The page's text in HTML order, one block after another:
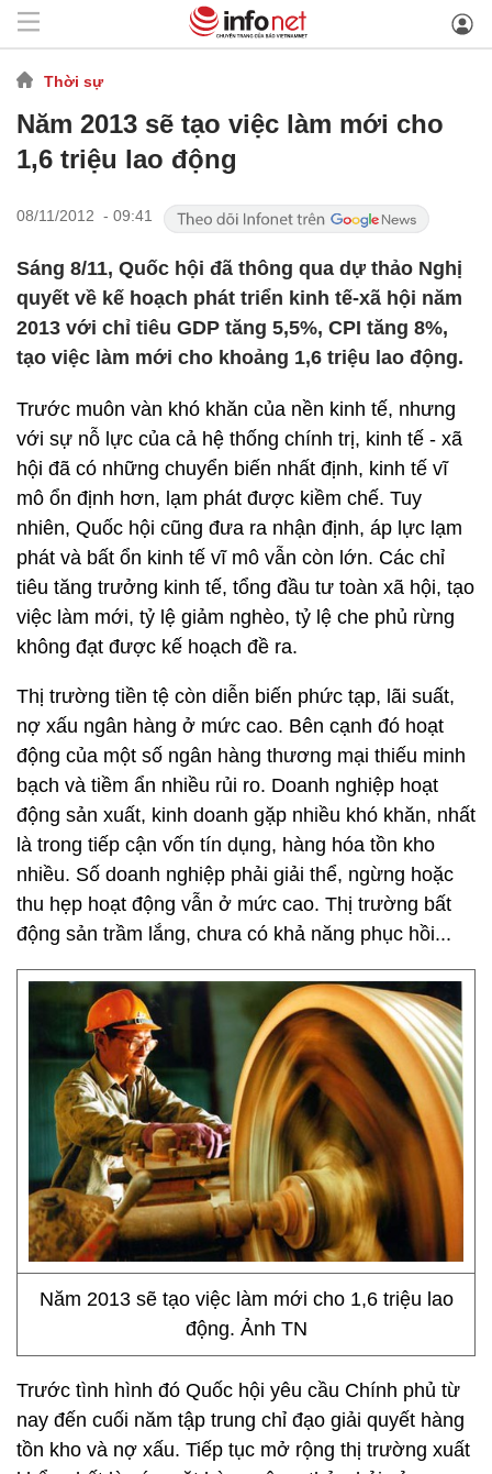
Thời sự
Năm 2013 sẽ tạo việc làm mới cho
1,6 triệu lao động
08/11/2012 - 09:41
Sáng 8/11, Quốc hội đã thông qua dự thảo Nghị
quyết về kế hoạch phát triển kinh tế-xã hội năm
2013 với chỉ tiêu GDP tăng 5,5%, CPI tăng 8%,
tạo việc làm mới cho khoảng 1,6 triệu lao động.
Trước muôn vàn khó khăn của nền kinh tế, nhưng
với sự nỗ lực của cả hệ thống chính trị, kinh tế - xã
hội đã có những chuyển biến nhất định, kinh tế vĩ
mô ổn định hơn, lạm phát được kiềm chế. Tuy
nhiên, Quốc hội cũng đưa ra nhận định, áp lực lạm
phát và bất ổn kinh tế vĩ mô vẫn còn lớn. Các chỉ
tiêu tăng trưởng kinh tế, tổng đầu tư toàn xã hội, tạo
việc làm mới, tỷ lệ giảm nghèo, tỷ lệ che phủ rừng
không đạt được kế hoạch đề ra.
Thị trường tiền tệ còn diễn biến phức tạp, lãi suất,
nợ xấu ngân hàng ở mức cao. Bên cạnh đó hoạt
động của một số ngân hàng thương mại thiếu minh
bạch và tiềm ẩn nhiều rủi ro. Doanh nghiệp hoạt
động sản xuất, kinh doanh gặp nhiều khó khăn, nhất
là trong tiếp cận vốn tín dụng, hàng hóa tồn kho
nhiều. Số doanh nghiệp phải giải thể, ngừng hoặc
thu hẹp hoạt động vẫn ở mức cao. Thị trường bất
động sản trầm lắng, chưa có khả năng phục hồi...
Năm 2013 sẽ tạo việc làm mới cho 1,6 triệu lao
động. Ảnh TN
Trước tình hình đó Quốc hội yêu cầu Chính phủ từ
nay đến cuối năm tập trung chỉ đạo giải quyết hàng
tồn kho và nợ xấu. Tiếp tục mở rộng thị trường xuất